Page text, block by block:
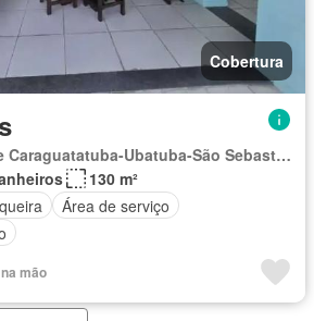
Cobertura
Região Imediata de Caraguatatuba-Ubatuba-São Sebastião, Região Metropolitana do Vale do Paraíba e Litoral Norte
130 m²
Área de serviço
mão